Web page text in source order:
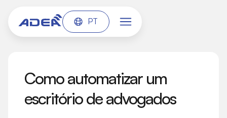
PT
Como automatizar um
escritório de advogados